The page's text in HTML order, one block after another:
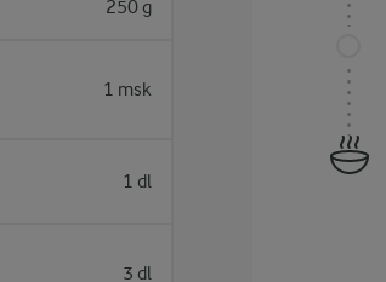
250 g
1 msk
1 dl
3 dl